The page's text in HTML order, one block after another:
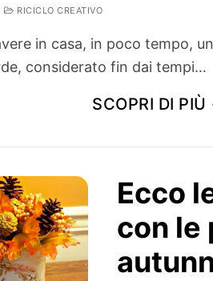
RICICLO CREATIVO
in casa, in poco tempo, un
considerato fin dai tempi…
SCOPRI DI
Ecco
con le